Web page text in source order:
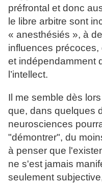
préfrontal et donc
le libre arbitre sont
« anesthésiés », à
influences
et indépendamment
l’intellect.
Il me semble dès
que, dans quelques
neurosciences
"démontrer", du
à penser que
ne s'est jamais
seulement